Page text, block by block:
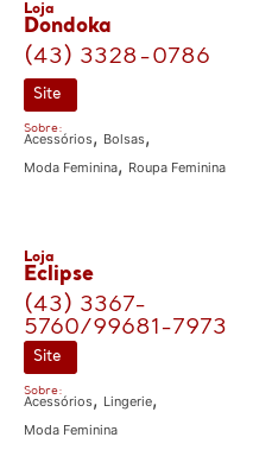
Loja
Dondoka
(43) 3328-0786
Site
Sobre:
Acessórios, Bolsas,
Moda Feminina, Roupa Feminina
Loja
Eclipse
(43) 3367-
5760/99681-7973
Site
Sobre:
Acessórios, Lingerie,
Moda Feminina